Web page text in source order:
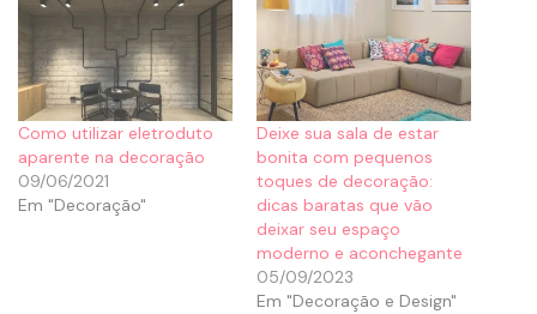
Como utilizar eletroduto
aparente na decoração
09/06/2021
Em "Decoração"
Deixe sua sala de estar
bonita com pequenos
toques de decoração:
dicas baratas que vão
deixar seu espaço
moderno e aconchegante
05/09/2023
Em "Decoração e Design"